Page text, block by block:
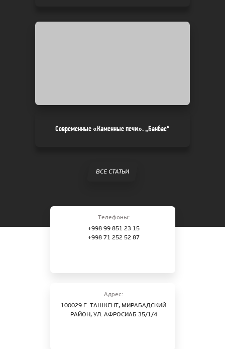
Современные «Каменные печи». „Банбас“
ВСЕ СТАТЬИ
Телефоны:
+998 99 851 23 15
+998 71 252 52 87
Адрес:
100029 Г. ТАШКЕНТ, МИРАБАДСКИЙ
РАЙОН, УЛ. АФРОСИАБ 35/1/4